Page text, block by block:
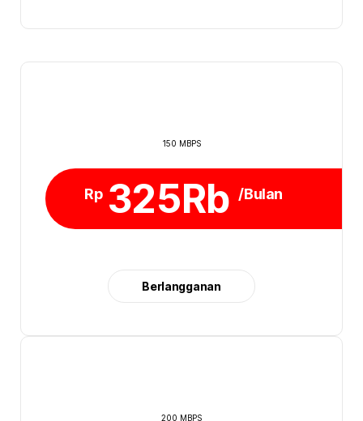
150 MBPS
Rp 325Rb /Bulan
Berlangganan
200 MBPS